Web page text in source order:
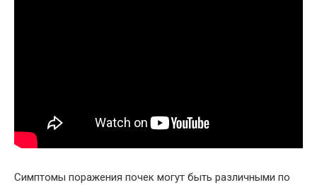
Симптомы поражения почек могут быть различными по